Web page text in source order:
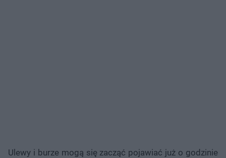
Ulewy i burze mogą się zacząć pojawiać już o godzinie